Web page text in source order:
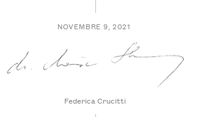
NOVEMBRE 9, 2021
Federica Crucitti